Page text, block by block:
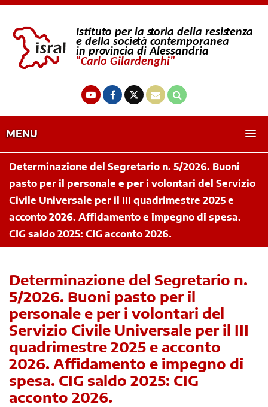
MENU
Determinazione del Segretario n. 5/2026. Buoni
pasto per il personale e per i volontari del Servizio
Civile Universale per il III quadrimestre 2025 e
acconto 2026. Affidamento e impegno di spesa.
CIG saldo 2025: CIG acconto 2026.
Determinazione del Segretario n.
5/2026. Buoni pasto per il
personale e per i volontari del
Servizio Civile Universale per il III
quadrimestre 2025 e acconto
2026. Affidamento e impegno di
spesa. CIG saldo 2025: CIG
acconto 2026.